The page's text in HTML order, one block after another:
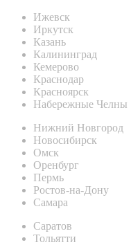
Ижевск
Иркутск
Казань
Калининград
Кемерово
Краснодар
Красноярск
Набережные Челны
Нижний Новгород
Новосибирск
Омск
Оренбург
Пермь
Ростов-на-Дону
Самара
Саратов
Тольятти